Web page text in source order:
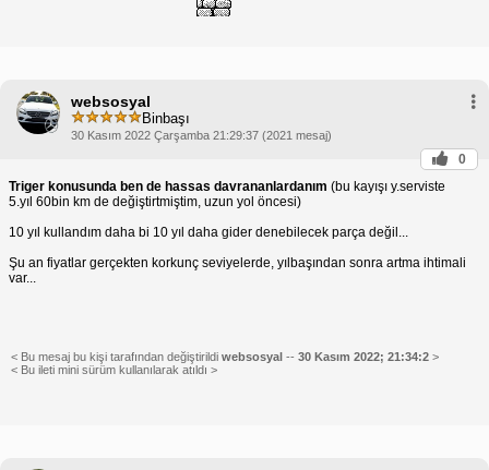
websosyal
Binbaşı
30 Kasım 2022 Çarşamba 21:29:37 (2021 mesaj)
0
Triger konusunda ben de hassas davrananlardanım (bu kayışı y.serviste
5.yıl 60bin km de değiştirtmiştim, uzun yol öncesi)
10 yıl kullandım daha bi 10 yıl daha gider denebilecek parça değil...
Şu an fiyatlar gerçekten korkunç seviyelerde, yılbaşından sonra artma ihtimali
var...
< Bu mesaj bu kişi tarafından değiştirildi websosyal -- 30 Kasım 2022; 21:34:2 >
< Bu ileti mini sürüm kullanılarak atıldı >